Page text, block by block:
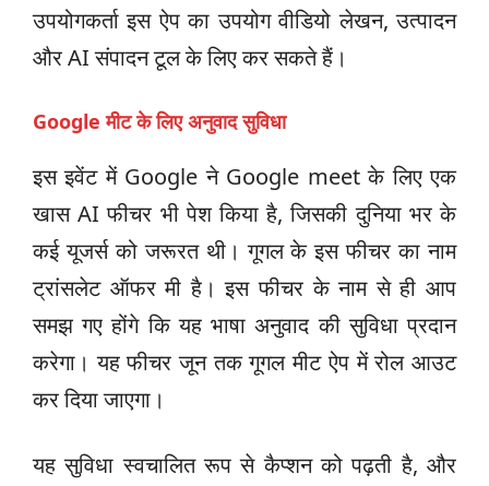
उपयोगकर्ता इस ऐप का उपयोग वीडियो लेखन, उत्पादन
और AI संपादन टूल के लिए कर सकते हैं।
Google मीट के लिए अनुवाद सुविधा
इस इवेंट में Google ने Google meet के लिए एक
खास AI फीचर भी पेश किया है, जिसकी दुनिया भर के
कई यूजर्स को जरूरत थी। गूगल के इस फीचर का नाम
ट्रांसलेट ऑफर मी है। इस फीचर के नाम से ही आप
समझ गए होंगे कि यह भाषा अनुवाद की सुविधा प्रदान
करेगा। यह फीचर जून तक गूगल मीट ऐप में रोल आउट
कर दिया जाएगा।
यह सुविधा स्वचालित रूप से कैप्शन को पढ़ती है, और